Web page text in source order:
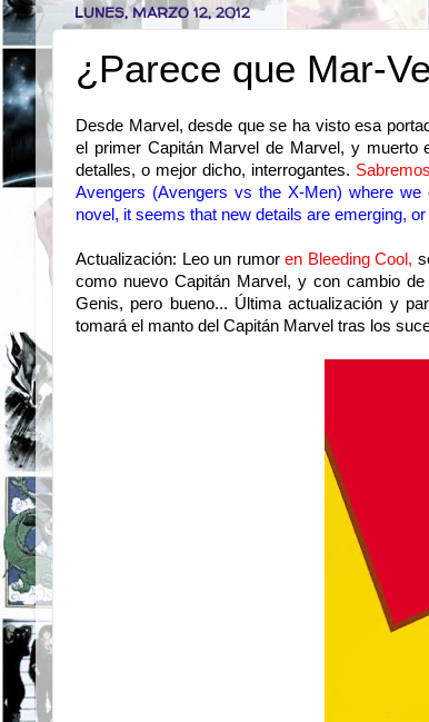
LUNES, MARZO 12, 2012
¿Parece que Mar-
Desde Marvel, desde que se ha visto esa
el primer Capitán Marvel de Marvel, y muerto
detalles, o mejor dicho, interrogantes.
Avengers (Avengersvs the X-Men) where we
novel, it seems that new details are emerging, or
Actualización: Leo un rumor en Bleeding Cool,
como nuevo Capitán Marvel, y con cambio
Genis, pero bueno... Última actualización y
tomará el manto del Capitán Marvel tras los